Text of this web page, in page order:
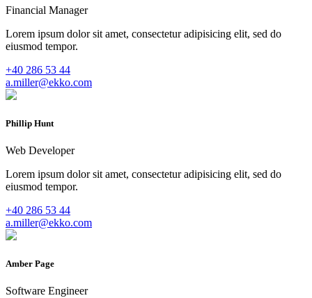
Financial Manager
Lorem ipsum dolor sit amet, consectetur adipisicing elit, sed do
eiusmod tempor.
+40 286 53 44
a.miller@ekko.com
Phillip Hunt
Web Developer
Lorem ipsum dolor sit amet, consectetur adipisicing elit, sed do
eiusmod tempor.
+40 286 53 44
a.miller@ekko.com
Amber Page
Software Engineer